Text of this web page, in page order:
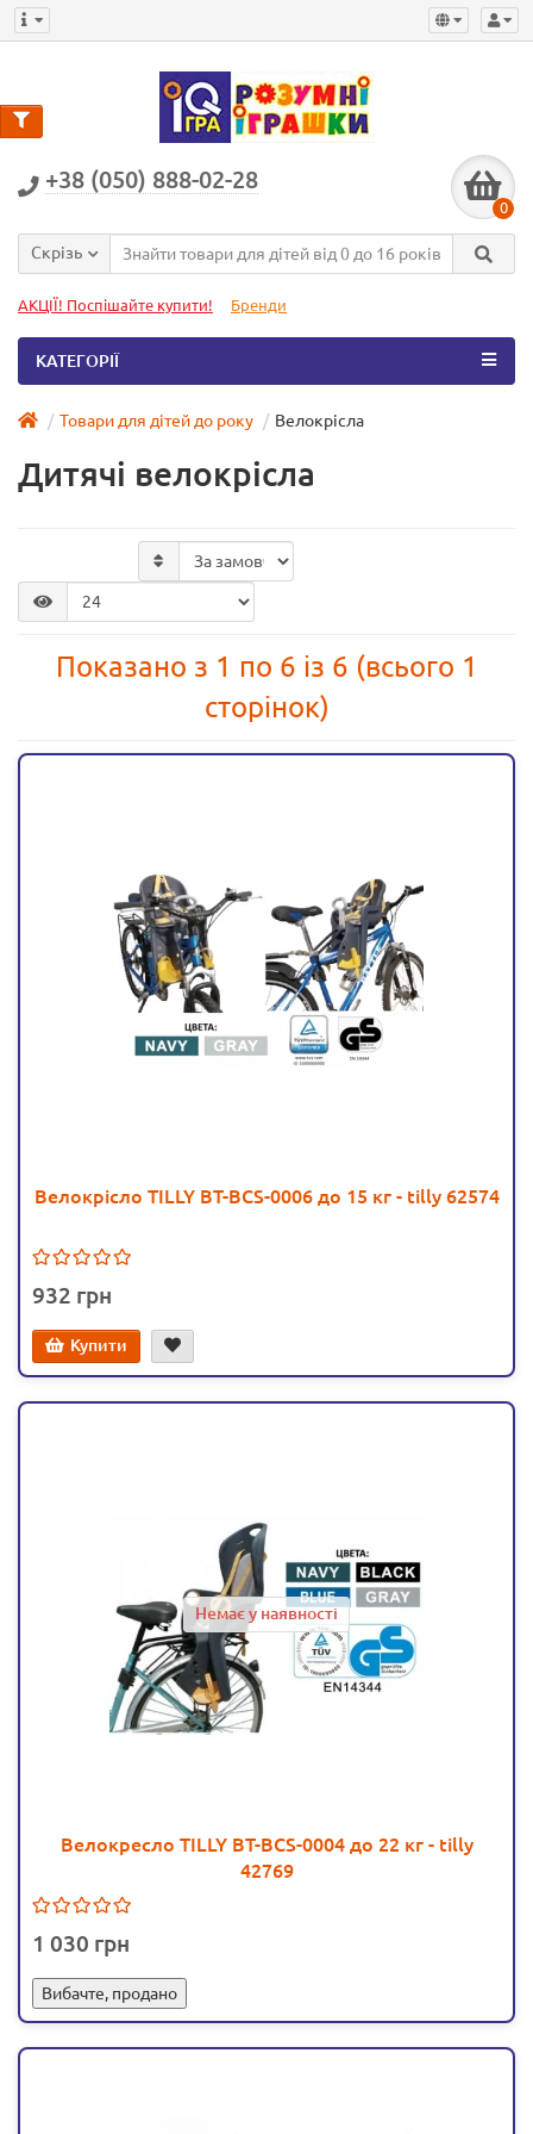
+38 (050) 888-02-28
0
Скрізь
АКЦІЇ! Поспішайте купити! Бренди
КАТЕГОРІЇ
Товари для дітей до року Велокрісла
Дитячі велокрісла
Показано з 1 по 6 із 6 (всього 1
сторінок)
Велокрісло TILLY BT-BCS-0006 до 15 кг - tilly 62574
932
Купити
Немає у наявності
Велокресло TILLY BT-BCS-0004 до 22 кг - tilly
42769
1 030
Вибачте, продано